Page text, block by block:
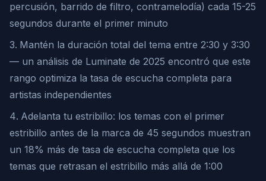
percusión, barrido de filtro, contramelodía) cada 15-25
segundos durante el primer minuto
Mantén la duración total del tema entre 2:30 y 3:30
— un análisis de Luminate de 2025 encontró que este
rango optimiza la tasa de escucha completa para
artistas independientes
Adelanta tu estribillo: los temas con el primer
estribillo antes de la marca de 45 segundos muestran
un 18% más de tasa de escucha completa que los
temas que retrasan el estribillo más allá de 1:00